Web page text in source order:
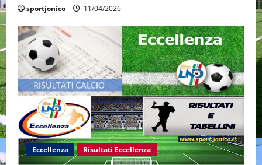
sportjonico 11/04/2026
Eccellenza Risultati Eccellenza